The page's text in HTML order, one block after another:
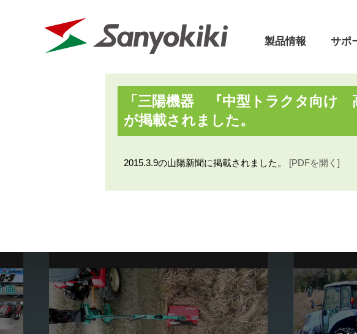
製品情報 サポ
よくあ
三陽機器について
会社沿革
製品
「三陽機器 『中型トラクタ向け
が掲載されました。
2015.3.9の山陽新聞に掲載されました。 [PDFを開く]